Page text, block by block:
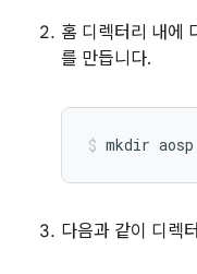
홈 디렉터리 내에
를 만듭니다.
mkdir aosp
다음과 같이 디렉